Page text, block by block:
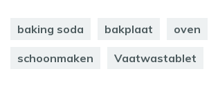
baking soda bakplaat oven
schoonmaken Vaatwastablet